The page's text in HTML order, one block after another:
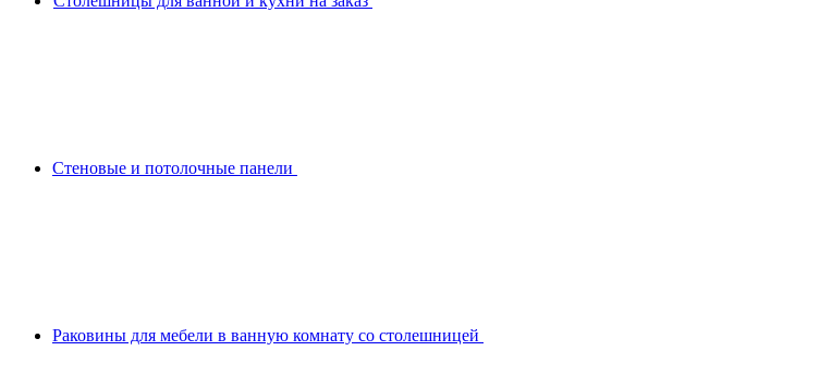
Стеновые и потолочные панели
Раковины для мебели в ванную комнату со столешницей